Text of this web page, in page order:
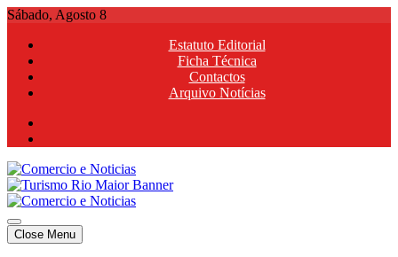
Skip
content
Sábado, Agosto 8
Estatuto Editorial
Ficha Técnica
Contactos
Arquivo Notícias
Comercio e Noticias
Notícias e Publicidade Online
Comercio e Noticias
Notícias e Publicidade Online
Close Menu